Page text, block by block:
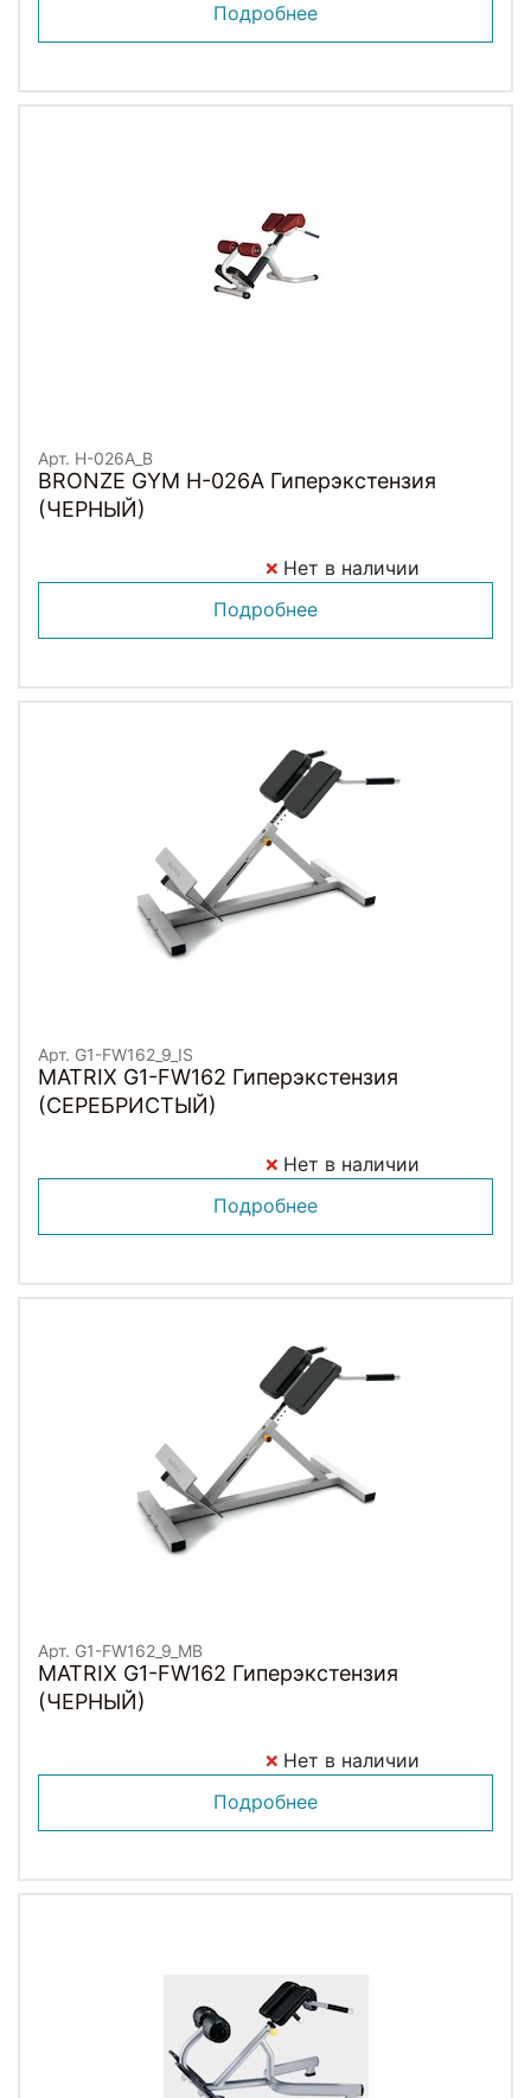
Подробнее
Арт. H-026A_B
BRONZE GYM H-026A Гиперэкстензия
(ЧЕРНЫЙ)
Нет в наличии
Подробнее
Арт. G1-FW162_9_IS
MATRIX G1-FW162 Гиперэкстензия
(СЕРЕБРИСТЫЙ)
Нет в наличии
Подробнее
Арт. G1-FW162_9_MB
MATRIX G1-FW162 Гиперэкстензия
(ЧЕРНЫЙ)
Нет в наличии
Подробнее